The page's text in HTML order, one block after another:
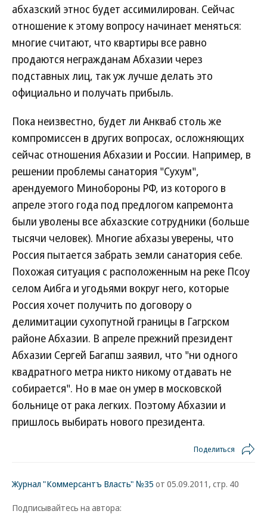
абхазский этнос будет ассимилирован. Сейчас
отношение к этому вопросу начинает меняться:
многие считают, что квартиры все равно
продаются негражданам Абхазии через
подставных лиц, так уж лучше делать это
официально и получать прибыль.
Пока неизвестно, будет ли Анкваб столь же
компромиссен в других вопросах, осложняющих
сейчас отношения Абхазии и России. Например, в
решении проблемы санатория "Сухум",
арендуемого Минобороны РФ, из которого в
апреле этого года под предлогом капремонта
были уволены все абхазские сотрудники (больше
тысячи человек). Многие абхазы уверены, что
Россия пытается забрать земли санатория себе.
Похожая ситуация с расположенным на реке Псоу
селом Аибга и угодьями вокруг него, которые
Россия хочет получить по договору о
делимитации сухопутной границы в Гагрском
районе Абхазии. В апреле прежний президент
Абхазии Сергей Багапш заявил, что "ни одного
квадратного метра никто никому отдавать не
собирается". Но в мае он умер в московской
больнице от рака легких. Поэтому Абхазии и
пришлось выбирать нового президента.
Поделиться
Журнал "Коммерсантъ Власть" №35 от 05.09.2011, стр. 40
Подписывайтесь на автора: